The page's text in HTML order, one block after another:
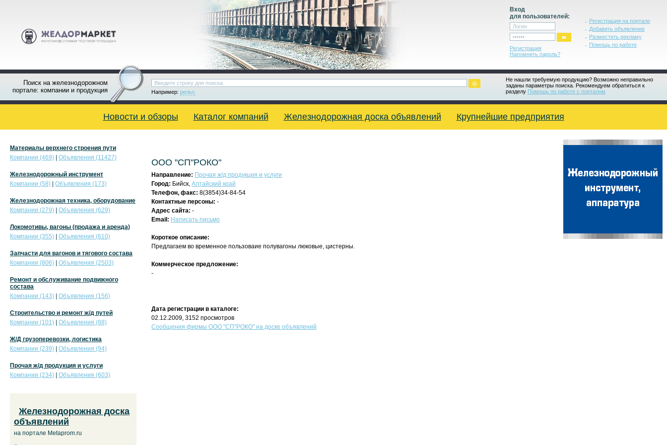
Вход
для пользователей:
Регистрация
Напомнить пароль?
Регистрация на портале
Добавить объявление
Разместить рекламу
Помощь по работе
Поиск на железнодорожном
портале: компании и продукция
Не нашли требуемую продукцию? Возможно неправильно
заданы параметры поиска. Рекомендуем обратиться к
разделу Помощь по работе с порталом
Например: рельс
Новости и обзоры Каталог компаний Железнодорожная доска объявлений Крупнейшие предприятия
ООО "СП"РОКО"
Направление: Прочая ж/д продукция и услуги
Город: Бийск, Алтайский край
Телефон, факс: 8(3854)34-84-54
Контактные персоны: -
Адрес сайта: -
Email: Написать письмо
Короткое описание:
Предлагаем во временное пользоваие полувагоны люковые, цистерны.
Коммерческое предложение:
-
Дата регистрации в каталоге:
02.12.2009, 3152 просмотров
Сообщения фирмы ООО "СП"РОКО" на доске объявлений
Материалы верхнего строения пути
Компании (469)
Объявления (11427)
Железнодорожный инструмент
Компании (58)
Объявления (173)
Железнодорожная техника, оборудование
Компании (279)
Объявления (629)
Локомотивы, вагоны (продажа и аренда)
Компании (355)
Объявления (610)
Запчасти для вагонов и тягового состава
Компании (806)
Объявления (2503)
Ремонт и обслуживание подвижного
состава
Компании (143)
Объявления (156)
Строительство и ремонт ж/д путей
Компании (101)
Объявления (88)
Ж/Д грузоперевозки, логистика
Компании (239)
Объявления (94)
Прочая ж/д продукция и услуги
Компании (234)
Объявления (603)
Железнодорожная доска
объявлений
на портале Metaprom.ru